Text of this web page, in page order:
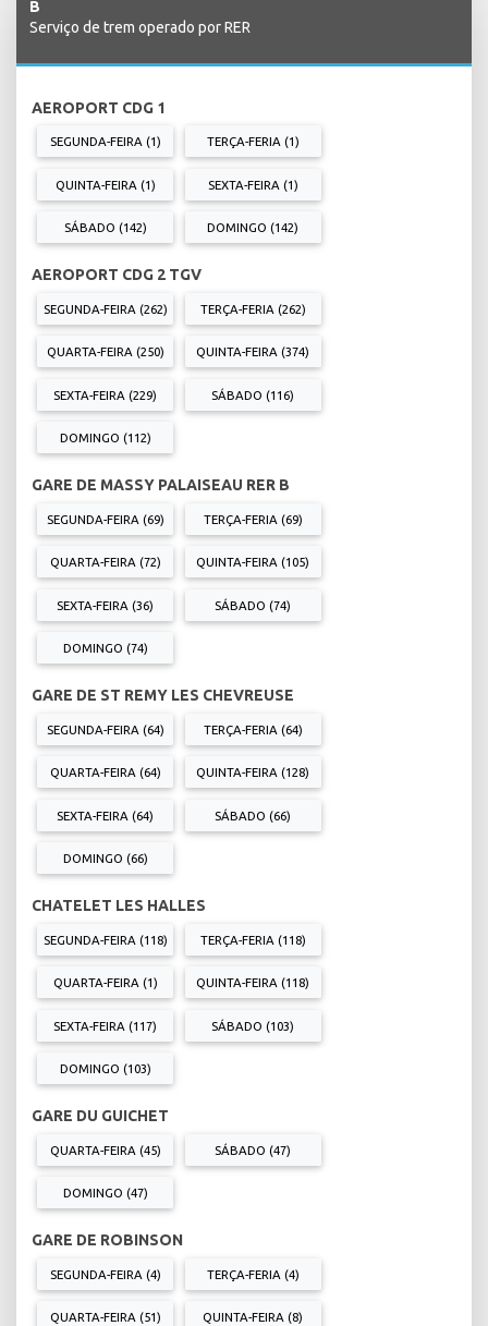
B
Serviço de trem operado por RER
AEROPORT CDG 1
SEGUNDA-FEIRA (1) TERÇA-FERIA (1)
QUINTA-FEIRA (1) SEXTA-FEIRA (1)
SÁBADO (142) DOMINGO (142)
AEROPORT CDG 2 TGV
SEGUNDA-FEIRA (262) TERÇA-FERIA (262)
QUARTA-FEIRA (250) QUINTA-FEIRA (374)
SEXTA-FEIRA (229) SÁBADO (116)
DOMINGO (112)
GARE DE MASSY PALAISEAU RER B
SEGUNDA-FEIRA (69) TERÇA-FERIA (69)
QUARTA-FEIRA (72) QUINTA-FEIRA (105)
SEXTA-FEIRA (36) SÁBADO (74)
DOMINGO (74)
GARE DE ST REMY LES CHEVREUSE
SEGUNDA-FEIRA (64) TERÇA-FERIA (64)
QUARTA-FEIRA (64) QUINTA-FEIRA (128)
SEXTA-FEIRA (64) SÁBADO (66)
DOMINGO (66)
CHATELET LES HALLES
SEGUNDA-FEIRA (118) TERÇA-FERIA (118)
QUARTA-FEIRA (1) QUINTA-FEIRA (118)
SEXTA-FEIRA (117) SÁBADO (103)
DOMINGO (103)
GARE DU GUICHET
QUARTA-FEIRA (45) SÁBADO (47)
DOMINGO (47)
GARE DE ROBINSON
SEGUNDA-FEIRA (4) TERÇA-FERIA (4)
QUARTA-FEIRA (51) QUINTA-FEIRA (8)